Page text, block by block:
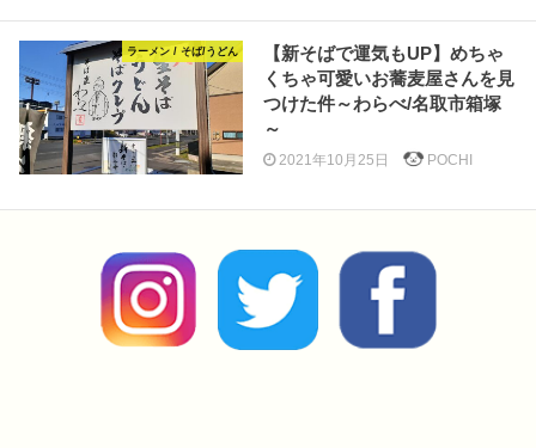
ラーメン / そば/うどん
【新そばで運気もUP】めちゃ
くちゃ可愛いお蕎麦屋さんを見
つけた件～わらべ/名取市箱塚
～
2021年10月25日 POCHI